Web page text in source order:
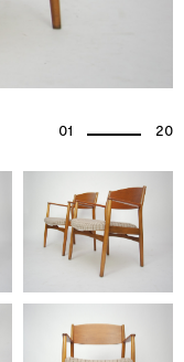
01 20